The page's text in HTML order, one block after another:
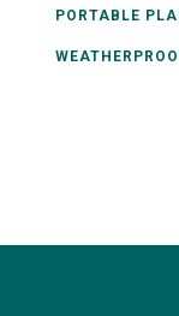
PORTABLE